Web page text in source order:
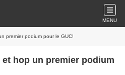
MENU
premier podium pour le GUC!
hop un premier podium